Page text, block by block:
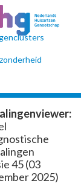
45 (03
2025)